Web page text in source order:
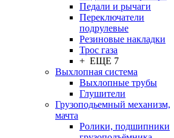
Педали и рычаги
Переключатели
подрулевые
Резиновые накладки
Трос газа
+ ЕЩЕ 7
Выхлопная система
Выхлопные трубы
Глушители
Грузоподьемный механизм,
мачта
Ролики, подшипники